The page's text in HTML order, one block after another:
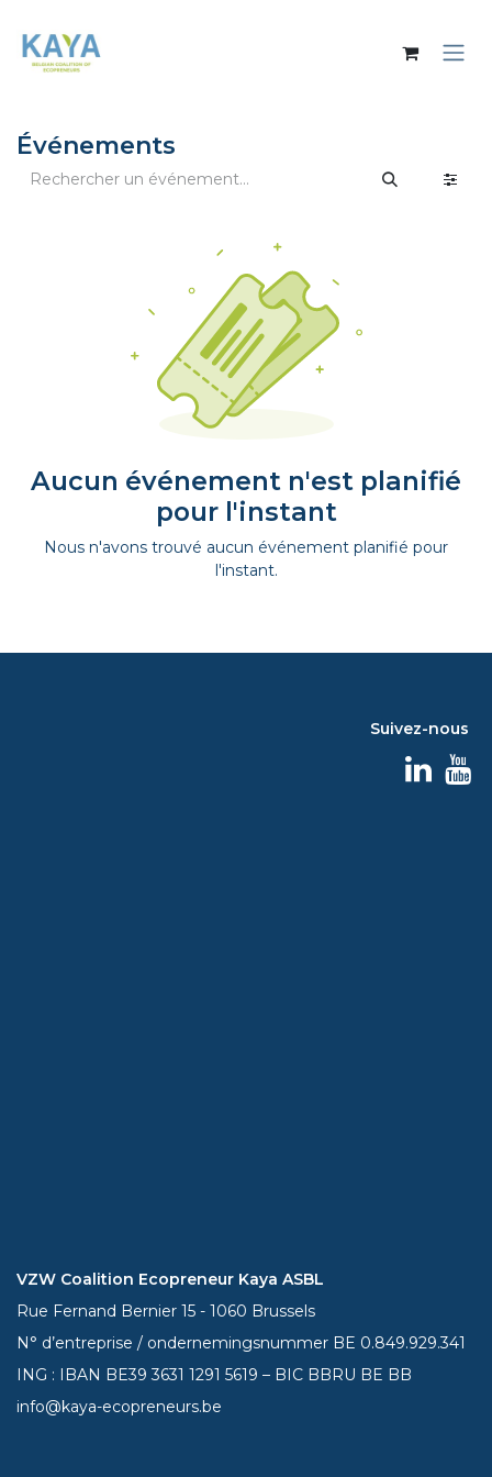
Événements
Aucun événement n'est planifié
pour l'instant
Nous n'avons trouvé aucun événement planifié pour
l'instant.
Suivez-nous
VZW Coalition Ecopreneur Kaya ASBL
Rue Fernand Bernier 15 - 1060 Brussels
N° d’entreprise / ondernemingsnummer BE 0.849.929.341
ING : IBAN BE393631 1291 5619 – BIC BBRU BE BB
info@kaya-ecopreneurs.be